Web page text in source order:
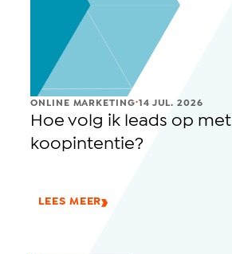
ONLINE MARKETING.14 JUL. 2026
Hoe volg ik leads op met
koopintentie?
LEES MEER